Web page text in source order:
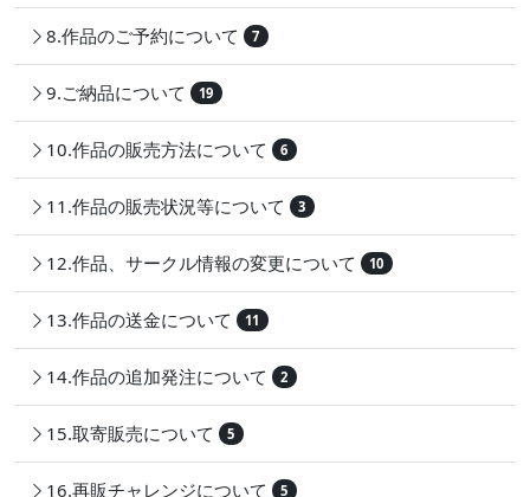
8.作品のご予約について 7
9.ご納品について 19
10.作品の販売方法について 6
11.作品の販売状況等について 3
12.作品、サークル情報の変更について 10
13.作品の送金について 11
14.作品の追加発注について 2
15.取寄販売について 5
16.再販チャレンジについて 5